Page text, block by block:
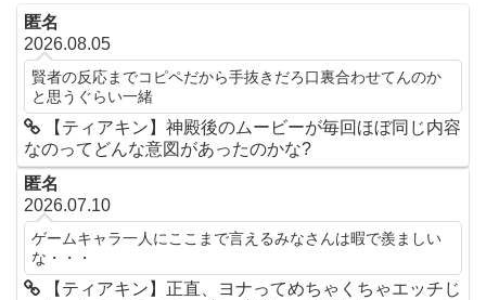
匿名
2026.08.05
賢者の反応までコピペだから手抜きだろ口裏合わせてんのか
と思うぐらい一緒
【ティアキン】神殿後のムービーが毎回ほぼ同じ内容
なのってどんな意図があったのかな?
匿名
2026.07.10
ゲームキャラ一人にここまで言えるみなさんは暇で羨ましい
な・・・
【ティアキン】正直、ヨナってめちゃくちゃエッチじ